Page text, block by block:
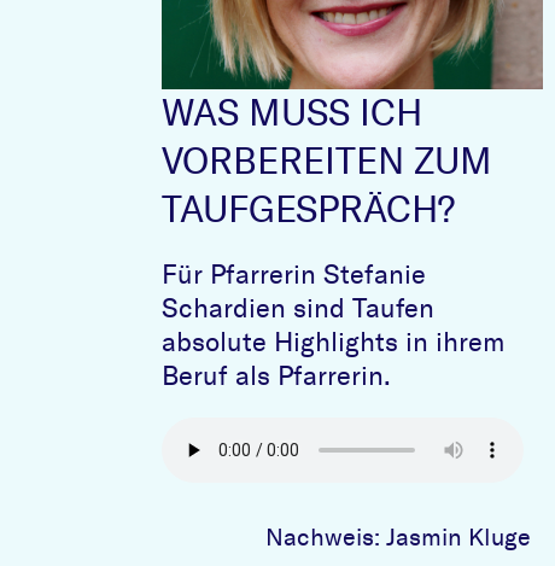
WAS MUSS ICH
VORBEREITEN ZUM
TAUFGESPRÄCH?
Für Pfarrerin Stefanie
Schardien sind Taufen
absolute Highlights in ihrem
Beruf als Pfarrerin.
Nachweis: Jasmin Kluge